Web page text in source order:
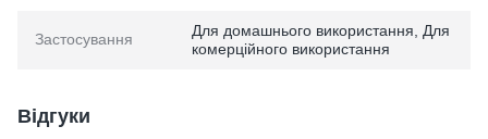
Застосування
Для домашнього використання, Для
комерційного використання
Відгуки